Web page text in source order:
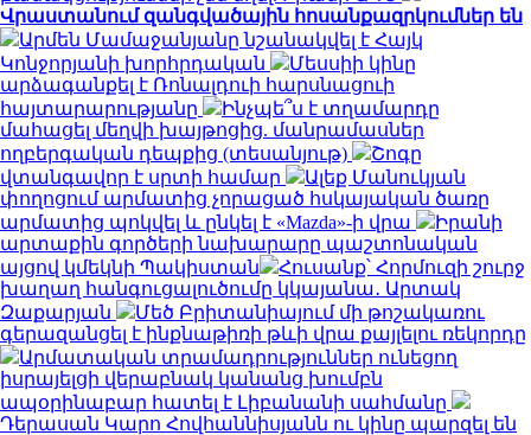
Վրաստանում զանգվածային հոսանքազրկումներ են
Արմեն Մամաջանյանը նշանակվել է Հայկ
Կոնջորյանի խորհրդական
Մեսսիի կինը
արձագանքել է Ռոնալդուի հարսնացուի
հայտարարությանը
Ինչպե՞ս է տղամարդը
մահացել մեղվի խայթոցից. մանրամասներ
ողբերգական դեպքից (տեսանյութ)
Շոգը
վտանգավոր է սրտի համար
Ալեք Մանուկյան
փողոցում արմատից չորացած հսկայական ծառը
արմատից պոկվել և ընկել է «Mazda»-ի վրա
Իրանի
արտաքին գործերի նախարարը պաշտոնական
այցով կմեկնի Պակիստան
Հուսանք՝ Հորմուզի շուրջ
խաղաղ հանգուցալուծումը կկայանա․ Արտակ
Զաքարյան
Մեծ Բրիտանիայում մի թոշակառու
գերազանցել է ինքնաթիռի թևի վրա քայլելու ռեկորդը
Արմատական տրամադրություններ ունեցող
իսրայելցի վերաբնակ կանանց խումբն
ապօրինաբար հատել է Լիբանանի սահմանը
Դերասան Կարո Հովհաննիսյանն ու կինը պարզել են